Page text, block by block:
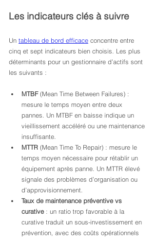
Les indicateurs clés à suivre
Un tableau de bord efficace concentre entre
cinq et sept indicateurs bien choisis. Les plus
déterminants pour un gestionnaire d’actifs sont
les suivants :
MTBF (Mean Time Between Failures) :
mesure le temps moyen entre deux
pannes. Un MTBF en baisse indique un
vieillissement accéléré ou une maintenance
insuffisante.
MTTR (Mean Time To Repair) : mesure le
temps moyen nécessaire pour rétablir un
équipement après panne. Un MTTR élevé
signale des problèmes d’organisation ou
d’approvisionnement.
Taux de maintenance préventive vs
curative : un ratio trop favorable à la
curative traduit un sous-investissement en
prévention, avec des coûts opérationnels